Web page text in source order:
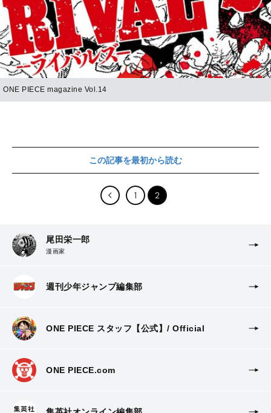
ONE PIECE magazine Vol.14
この記事を最初から読む
1 2
尾田栄一郎
漫画家
週刊少年ジャンプ編集部
ONE PIECE スタッフ【公式】/ Official
ONE PIECE.com